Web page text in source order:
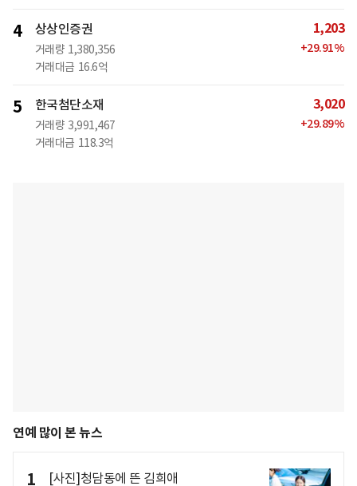
4 상상인증권
거래량 1,380,356
거래대금 16.6억
1,203
+29.91%
5 한국첨단소재
거래량 3,991,467
거래대금 118.3억
3,020
+29.89%
연예 많이 본 뉴스
1 [사진]청담동에 뜬 김희애